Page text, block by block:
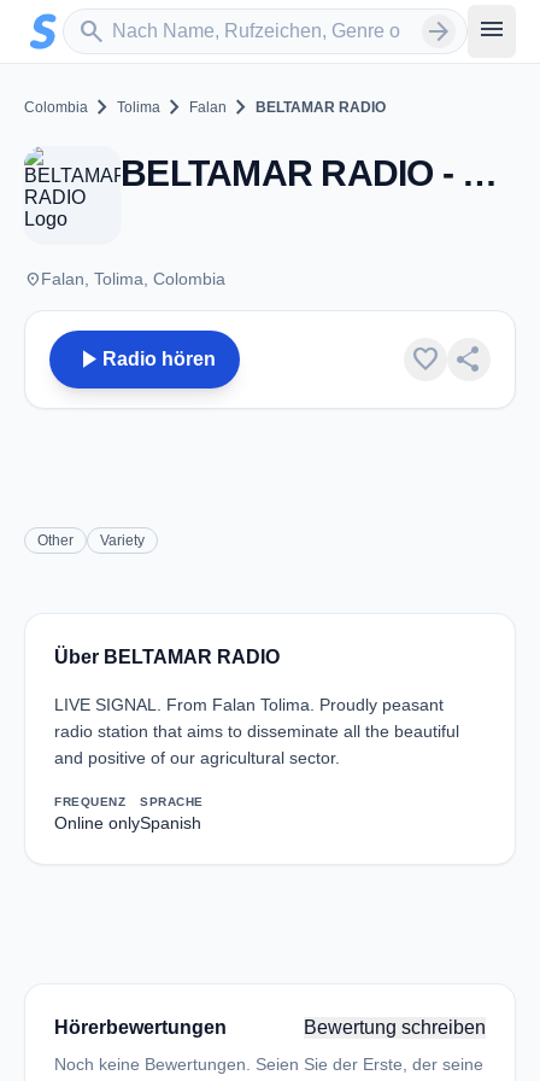
Zum Hauptinhalt springen
search
Sender suchen arrow_forward menu
Colombia chevron_right Tolima chevron_right Falan chevron_right BELTAMAR RADIO
BELTAMAR RADIO - Falan
placeFalan, Tolima, Colombia
play_arrow Radio hören favorite share
Other Variety
Über BELTAMAR RADIO
LIVE SIGNAL. From Falan Tolima. Proudly peasant
radio station that aims to disseminate all the beautiful
and positive of our agricultural sector.
FREQUENZ
Online only
SPRACHE
Spanish
Hörerbewertungen Bewertung schreiben
Noch keine Bewertungen. Seien Sie der Erste, der seine